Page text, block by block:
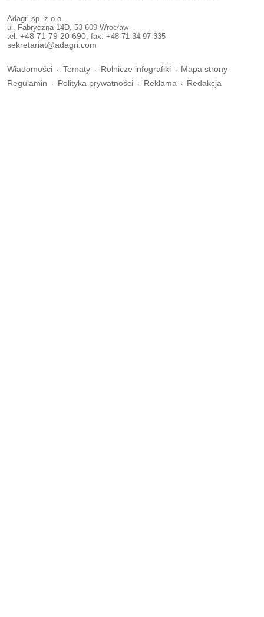
Adagri sp. z o.o.
ul. Fabryczna 14D, 53-609 Wrocław
tel. +48 71 79 20 690 , fax. +48 71 34 97 335
sekretariat@adagri.com
Wiadomości Tematy Rolnicze infografiki
Mapa strony
Regulamin
Polityka prywatności Reklama Redakcja